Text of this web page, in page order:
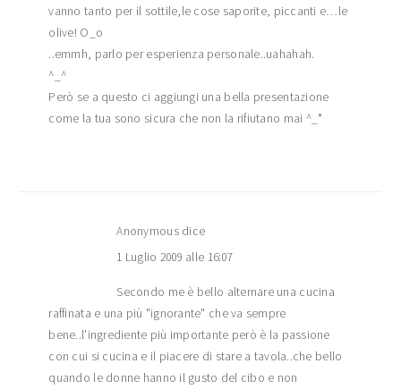
vanno tanto per il sottile,le cose saporite, piccanti e…le
olive! O_o
..emmh, parlo per esperienza personale..uahahah.
^_^
Però se a questo ci aggiungi una bella presentazione
come la tua sono sicura che non la rifiutano mai ^_*
Anonymous dice
1 Luglio 2009 alle 16:07
Secondo me è bello alternare una cucina
raffinata e una più "ignorante" che va sempre
bene..l'ingrediente più importante però è la passione
con cui si cucina e il piacere di stare a tavola..che bello
quando le donne hanno il gusto del cibo e non